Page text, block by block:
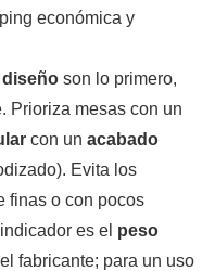
económica y
son lo primero,
Prioriza mesas con un
con un acabado
Evita los
finas o con pocos
es el peso
fabricante; para un uso